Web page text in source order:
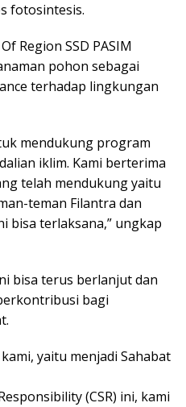
fotosintesis.
Region SSD PASIM
pohon sebagai
terhadap lingkungan
mendukung program
iklim. Kami berterima
telah mendukung yaitu
teman Filantra dan
bisa terlaksana,” ungkap
bisa terus berlanjut dan
bagi
yaitu menjadi Sahabat
(CSR) ini, kami